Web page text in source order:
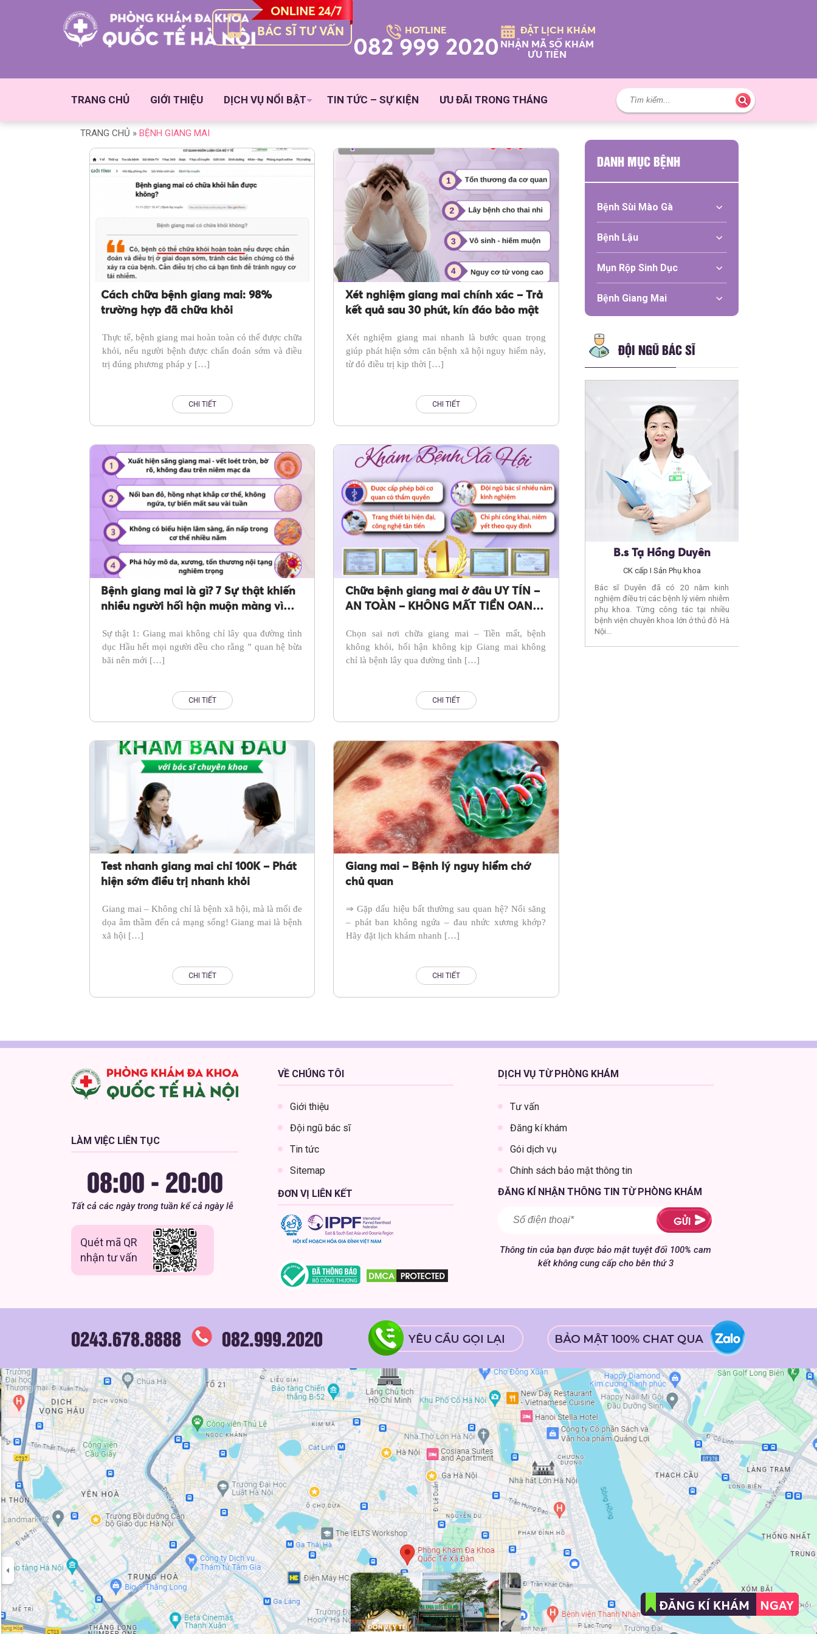
BÁC SĨ TƯ VẤN HOTLINE
082 999 2020
ĐẶT LỊCH KHÁM
NHẬN MÃ SỐ KHÁM
ƯU TIÊN
TRANG CHỦ GIỚI THIỆU DỊCH VỤ NỔI BẬT TIN TỨC – SỰ KIỆN ƯU ĐÃI TRONG THÁNG
TRANG CHỦ » BỆNH GIANG MAI
Cách chữa bệnh giang mai: 98%
trường hợp đã chữa khỏi
Thực tế, bệnh giang mai hoàn toàn có thể được chữa
khỏi, nếu người bệnh được chẩn đoán sớm và điều
trị đúng phương pháp y […]
CHI TIẾT
Xét nghiệm giang mai chính xác – Trả
kết quả sau 30 phút, kín đáo bảo mật
Xét nghiệm giang mai nhanh là bước quan trọng
giúp phát hiện sớm căn bệnh xã hội nguy hiểm này,
từ đó điều trị kịp thời […]
CHI TIẾT
Bệnh giang mai là gì? 7 Sự thật khiến
nhiều người hối hận muộn màng vì
Sự thật 1: Giang mai không chỉ lây qua đường tình
dục Hầu hết mọi người đều cho rằng ” quan hệ bừa
bãi nên mới […]
CHI TIẾT
Chữa bệnh giang mai ở đâu UY TÍN –
AN TOÀN – KHÔNG MẤT TIỀN OAN?
Chọn sai nơi chữa giang mai – Tiền mất, bệnh
không khỏi, hối hận không kịp Giang mai không
chỉ là bệnh lây qua đường tình […]
CHI TIẾT
Test nhanh giang mai chỉ 100K – Phát
hiện sớm điều trị nhanh khỏi
Giang mai – Không chỉ là bệnh xã hội, mà là mối đe
dọa âm thầm đến cả mạng sống! Giang mai là bệnh
xã hội […]
CHI TIẾT
Giang mai – Bệnh lý nguy hiểm chớ
chủ quan
⇒ Gặp dấu hiệu bất thường sau quan hệ? Nổi săng
– phát ban không ngứa – đau nhức xương khớp?
Hãy đặt lịch khám nhanh […]
CHI TIẾT
DANH MỤC BỆNH
Bệnh Sùi Mào Gà
Bệnh Lậu
Mụn Rộp Sinh Dục
Bệnh Giang Mai
ĐỘI NGŨ BÁC SĨ
Bs. Bùi Thị Hường
CK cấp I Sản Phụ khoa
Top bác sĩ giỏi khám, điều trị các bệnh
lý Sản Phụ khoa chuyên sâu, xử lý các
ca viêm phụ khoa nặng, tái phát nhiều
B.s Tạ Hồng Duyên
CK cấp I Sản Phụ khoa
Bác sĩ Duyên đã có 20 năm kinh
nghiệm điều trị các bệnh lý viêm nhiễm
phụ khoa. Từng công tác tại nhiều
bệnh viện chuyên khoa lớn ở thủ đô Hà
Nội...
LÀM VIỆC LIÊN TỤC
08:00 - 20:00
Tất cả các ngày trong tuần kể cả ngày lễ
Quét mã QR
nhận tư vấn
VỀ CHÚNG TÔI
Giới thiệu
Đội ngũ bác sĩ
Tin tức
Sitemap
ĐƠN VỊ LIÊN KẾT
DỊCH VỤ TỪ PHÒNG KHÁM
Tư vấn
Đăng kí khám
Gói dịch vụ
Chính sách bảo mật thông tin
ĐĂNG KÍ NHẬN THÔNG TIN TỪ PHÒNG KHÁM
Thông tin của bạn được bảo mật tuyệt đối 100% cam
kết không cung cấp cho bên thứ 3
0243.678.8888 082.999.2020